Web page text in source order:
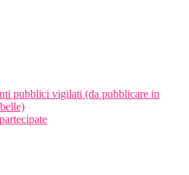
pubblici vigilati (da pubblicare in